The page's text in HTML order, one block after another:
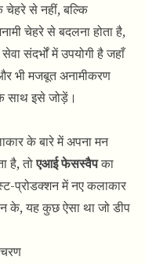
चेहरे से नहीं, बल्कि
चेहरे से बदलना होता है,
संदर्भों में उपयोगी है जहाँ
भी मजबूत अनामीकरण
साथ इसे जोड़ें।
के बारे में अपना मन
है, तोएआई फेसस्वैपका
प्रोडक्शन में नए कलाकार
के, यह कुछ ऐसा था जो डीप